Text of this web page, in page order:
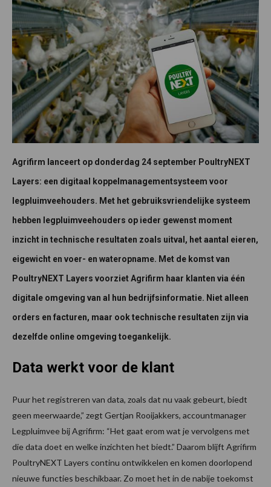
Agrifirm lanceert op donderdag 24 september PoultryNEXT
Layers: een digitaal koppelmanagementsysteem voor
legpluimveehouders. Met het gebruiksvriendelijke systeem
hebben legpluimveehouders op ieder gewenst moment
inzicht in technische resultaten zoals uitval, het aantal eieren,
eigewicht en voer- en wateropname. Met de komst van
PoultryNEXT Layers voorziet Agrifirm haar klanten via één
digitale omgeving van al hun bedrijfsinformatie. Niet alleen
orders en facturen, maar ook technische resultaten zijn via
dezelfde online omgeving toegankelijk.
Data werkt voor de klant
Puur het registreren van data, zoals dat nu vaak gebeurt, biedt
geen meerwaarde,” zegt Gertjan Rooijakkers, accountmanager
Legpluimvee bij Agrifirm: “Het gaat erom wat je vervolgens met
die data doet en welke inzichten het biedt.” Daarom blijft Agrifirm
PoultryNEXT Layers continu ontwikkelen en komen doorlopend
nieuwe functies beschikbaar. Zo moet het in de nabije toekomst